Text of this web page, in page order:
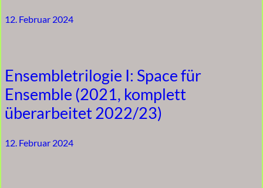
12. Februar 2024
Ensembletrilogie I: Space für
Ensemble (2021, komplett
überarbeitet 2022/23)
12. Februar 2024